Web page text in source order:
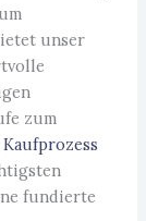
unser
zum
Kaufprozess
fundierte